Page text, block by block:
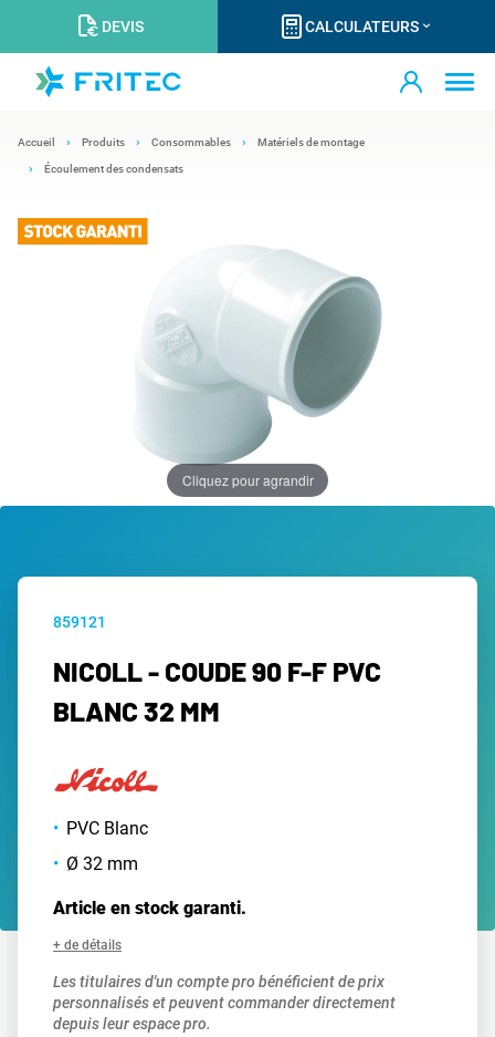
DEVIS CALCULATEURS
Accueil Produits Consommables Matériels de montage
Écoulement des condensats
Cliquez pour agrandir
859121
NICOLL - COUDE 90 F-F PVC
BLANC 32 MM
PVC Blanc
Ø 32 mm
Article en stock garanti.
+ de détails
Les titulaires d'un compte pro bénéficient de prix
personnalisés et peuvent commander directement
depuis leur espace pro.